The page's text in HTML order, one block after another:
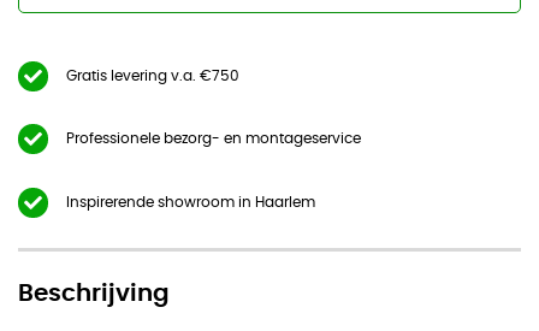
Gratis levering v.a. €750
Professionele bezorg- en montageservice
Inspirerende showroom in Haarlem
Beschrijving